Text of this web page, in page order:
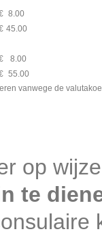
8.00
45.00
8.00
55.00
vanwege de
op
te